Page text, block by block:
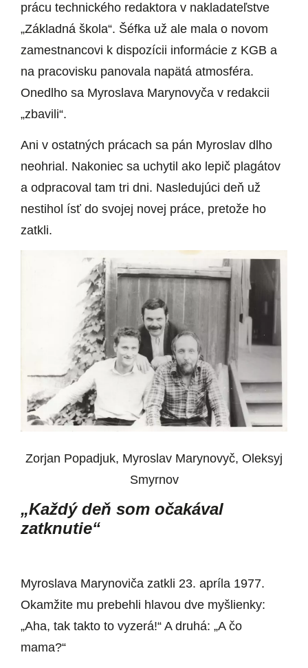
prácu technického redaktora v nakladateľstve
„Základná škola“. Šéfka už ale mala o novom
zamestnancovi k dispozícii informácie z KGB a
na pracovisku panovala napätá atmosféra.
Onedlho sa Myroslava Marynovyča v redakcii
„zbavili“.
Ani v ostatných prácach sa pán Myroslav dlho
neohrial. Nakoniec sa uchytil ako lepič plagátov
a odpracoval tam tri dni. Nasledujúci deň už
nestihol ísť do svojej novej práce, pretože ho
zatkli.
Zorjan Popadjuk, Myroslav Marynovyč, Oleksyj
Smyrnov
„Každý deň som očakával
zatknutie“
Myroslava Marynoviča zatkli 23. apríla 1977.
Okamžite mu prebehli hlavou dve myšlienky:
„Aha, tak takto to vyzerá!“ A druhá: „A čo
mama?“